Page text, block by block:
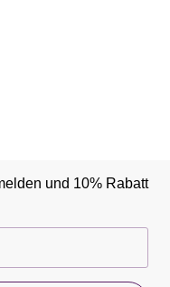
und 10% Rabatt